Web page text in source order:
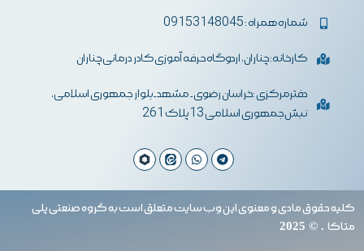
شماره همراه : 09153148045
کارخانه: چناران، اردوگاه حرفه آموزی کادر درمانی چناران
دفترمرکزی :خراسان رضوی- مشهد-بلوار جمهوری اسلامی،
نبش جمهوری اسلامی 13 پلاک 261
کلیه حقوق مادی و معنوی این وب سایت متعلق است به گروه صنعتی پلی
متاکا . © 2025